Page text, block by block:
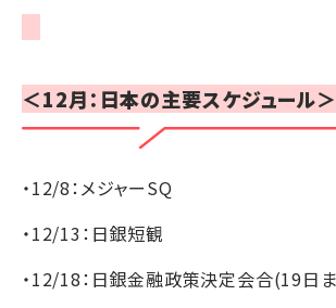
＜12月：日本の主要スケジュール＞
・12/8：メジャーSQ
・12/13：日銀短観
・12/18：日銀金融政策決定会合(19日